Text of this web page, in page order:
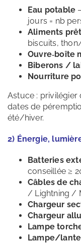
Eau potable
jours = nb
Aliments
biscuits,
Ouvre‑boîte
Biberons /
Nourriture
Astuce : privilégier
dates de
été/hiver.
2) Énergie,
Batteries
conseillée ≥
Câbles de
/ Lightning /
Chargeur
Chargeur
Lampe
Lampe/